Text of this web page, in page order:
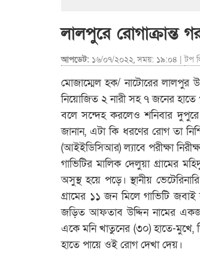
লালপুরে
আপডেট: ১৬/০৭/২০২২, সময়: ১৯:০৪ |টপ
মোজাম্মেল হক/ নাটোরের লালপুর
নিয়োজিত ২ নারী সহ ৭ জনের হাতে
বলে সন্দেহ করলেও শনিবার দুপুরে
জানান, এটা কি ধরণের রোগ তা
(আইইডিসিআর) ল্যাবে পরীক্ষা
গাভিটির মালিক দেলুয়া গ্রামের
অসুস্থ হয়ে পড়ে। স্থানীয়
গ্রামের ১১ জন মিলে গাভিটি
জড়িত আফতাব উদ্দিন নামের
একে মনি খাতুনের (৩০) হাতে-মুখে,
হাতে পায়ে ওই রোগ দেখা দেয়।